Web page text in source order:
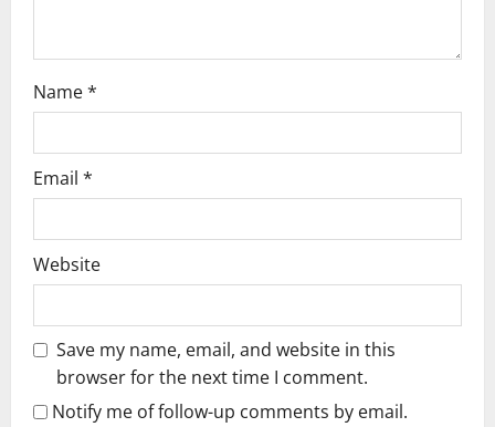
Name*
Email *
Website
Save my name, email, and website in this
browser for the next time I comment.
Notify me of follow-up comments by email.